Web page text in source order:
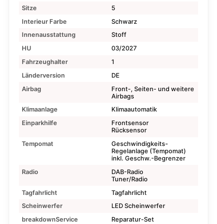
Sitze
5
Interieur Farbe
Schwarz
Innenausstattung
Stoff
HU
03/2027
Fahrzeughalter
1
Länderversion
DE
Airbag
Front-, Seiten- und weitere
Airbags
Klimaanlage
Klimaautomatik
Einparkhilfe
Frontsensor
Rücksensor
Tempomat
Geschwindigkeits-
Regelanlage (Tempomat)
inkl. Geschw.-Begrenzer
Radio
DAB-Radio
Tuner/Radio
Tagfahrlicht
Tagfahrlicht
Scheinwerfer
LED Scheinwerfer
breakdownService
Reparatur-Set